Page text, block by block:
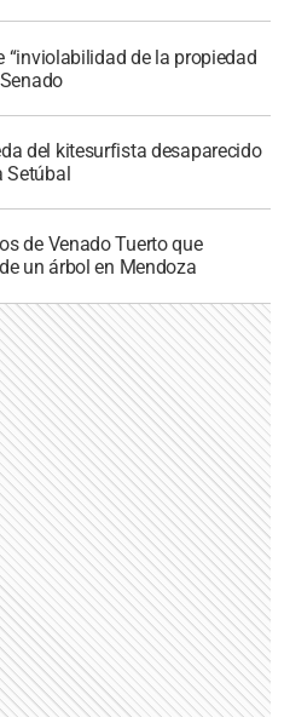
“inviolabilidad de la propiedad
del kitesurfista desaparecido
Setúbal
de Venado Tuerto que
un árbol en Mendoza